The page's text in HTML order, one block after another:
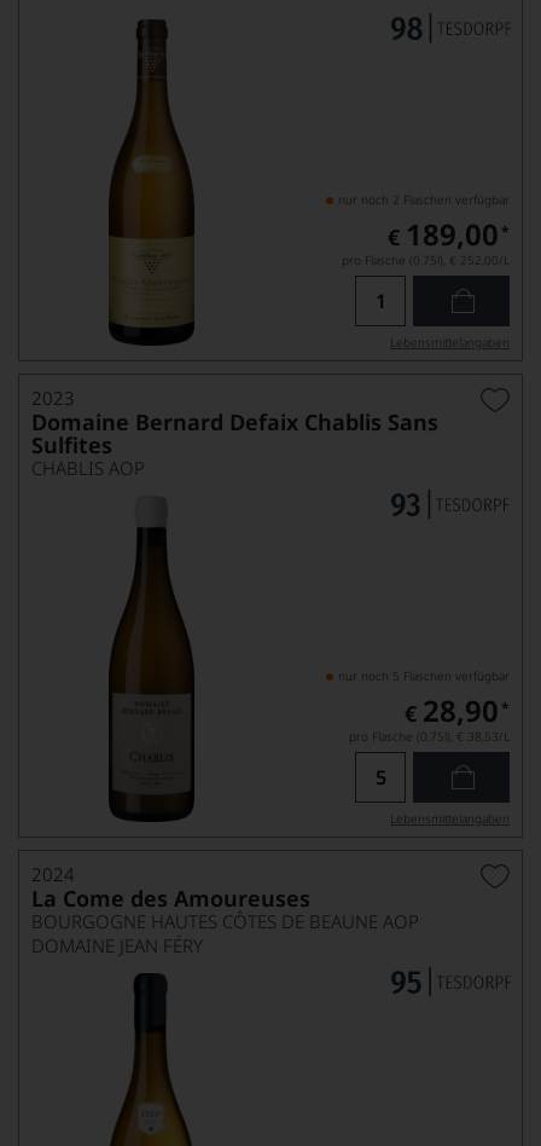
nur noch 2 Flaschen verfügbar
€ 189,00 *
pro Flasche (0.75l), € 252,00/L
Lebensmittel­angaben
2023
Domaine Bernard Defaix Chablis Sans
Sulfites
CHABLIS AOP
nur noch 5 Flaschen verfügbar
€ 28,90 *
pro Flasche (0.75l), € 38,53/L
Lebensmittel­angaben
2024
La Come des Amoureuses
BOURGOGNE HAUTES CÔTES DE BEAUNE AOP
DOMAINE JEAN FÉRY